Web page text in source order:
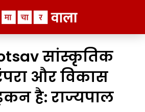
सांस्कृतिक
और विकास
है: राज्यपाल